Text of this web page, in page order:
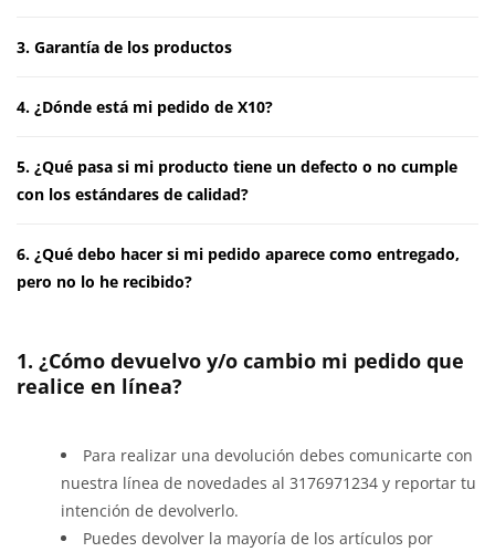
3. Garantía de los productos
4. ¿Dónde está mi pedido de X10?
5. ¿Qué pasa si mi producto tiene un defecto o no cumple
con los estándares de calidad?
6. ¿Qué debo hacer si mi pedido aparece como entregado,
pero no lo he recibido?
1. ¿Cómo devuelvo y/o cambio mi pedido que
realice en línea?
Para realizar una devolución debes comunicarte con
nuestra línea de novedades al 3176971234 y reportar tu
intención de devolverlo.
Puedes devolver la mayoría de los artículos por